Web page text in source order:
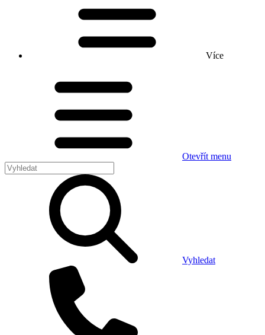
Více
Otevřít menu
Vyhledat